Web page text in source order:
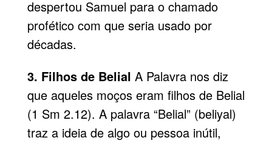
despertou Samuel para o chamado
profético com que seria usado por
décadas.
3. Filhos de Belial A Palavra nos diz
que aqueles moços eram filhos de Belial
(1 Sm 2.12). A palavra “Belial” (beliyal)
traz a ideia de algo ou pessoa inútil,